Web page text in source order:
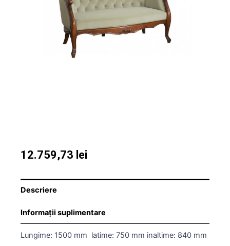
12.759,73 lei
Descriere
Informații suplimentare
Lungime: 1500 mm latime: 750 mm inaltime: 840 mm